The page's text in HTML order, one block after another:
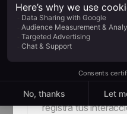
WhatsApp
Gestiona y crea
registra tus